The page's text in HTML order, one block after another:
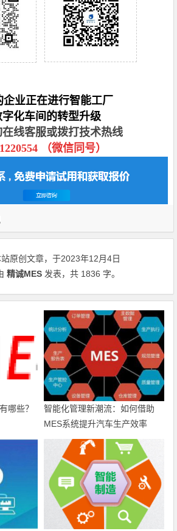
企业正在进行智能工厂
字化车间的转型升级
线客服或拨打技术热线
（微信同号）
原创文章，于2023年12月4日
精诚MES 发表，共 1836 字。
哪些？
智能化管理新潮流：如何借助
MES系统提升汽车生产效率